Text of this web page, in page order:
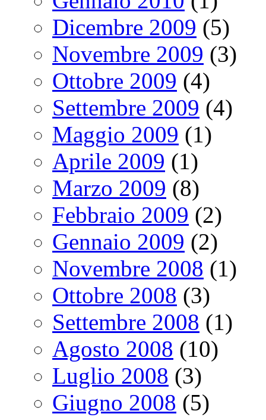
Dicembre 2009 (5)
Novembre 2009 (3)
Ottobre 2009 (4)
Settembre 2009 (4)
Maggio 2009 (1)
Aprile 2009 (1)
Marzo 2009 (8)
Febbraio 2009 (2)
Gennaio 2009 (2)
Novembre 2008 (1)
Ottobre 2008 (3)
Settembre 2008 (1)
Agosto 2008 (10)
Luglio 2008 (3)
Giugno 2008 (5)